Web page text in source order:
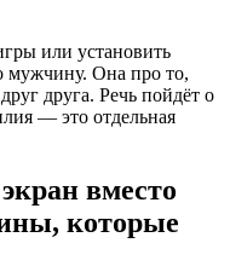
или установить
мужчину. Она про то,
друга. Речь пойдёт о
— это отдельная
вместо
которые